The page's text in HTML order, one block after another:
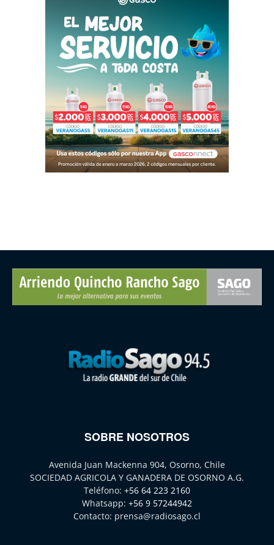
SOBRE NOSOTROS
Avenida Juan Mackenna 904, Osorno, Chile
SOCIEDAD AGRICOLA Y GANADERA DE OSORNO A.G.
Teléfono: +56 64 223 2160
Whatsapp: +56 9 57244942
Contacto: prensa@radiosago.cl